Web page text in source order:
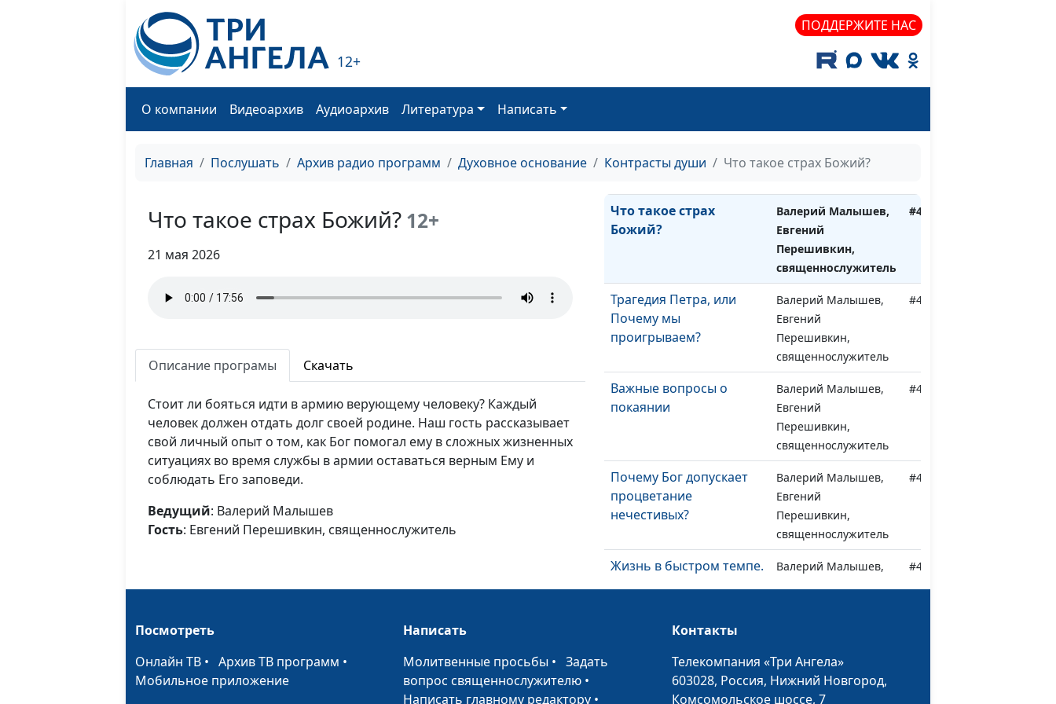
12+
ПОДДЕРЖИТЕ НАС
О компании Видеоархив Аудиоархив Литература Написать
Главная Послушать Архив радио программ Духовное основание Контрасты души Что такое страх Божий?
Что такое страх Божий? 12+
21 мая 2026
Описание програмы Скачать
Стоит ли бояться идти в армию верующему человеку? Каждый
человек должен отдать долг своей родине. Наш гость рассказывает
свой личный опыт о том, как Бог помогал ему в сложных жизненных
ситуациях во время службы в армии оставаться верным Ему и
соблюдать Его заповеди.
Ведущий: Валерий Малышев
Гость: Евгений Перешивкин, священнослужитель
Валерий Малышев,
Евгений
Перешивкин,
священнослужитель
#444
грехи родителей?
Перешивкин,
Что такое страх
Божий?
Валерий Малышев,
Евгений
Перешивкин,
священнослужитель
#442
Трагедия Петра, или
Почему мы
проигрываем?
Валерий Малышев,
Евгений
Перешивкин,
священнослужитель
#441
Важные вопросы о
покаянии
Валерий Малышев,
Евгений
Перешивкин,
священнослужитель
#440
Почему Бог допускает
процветание
нечестивых?
Валерий Малышев,
Евгений
Перешивкин,
священнослужитель
#439
Жизнь в быстром темпе.
Валерий Малышев,
#438
Благословение Божьего
присутствия
Валерий Малышев,
Евгений
Перешивкин,
Посмотреть
Онлайн ТВ • Архив ТВ программ •
Мобильное приложение
Написать
Молитвенные просьбы •Задать
вопрос священнослужителю •
Написать главному редактору •
Контакты
Телекомпания «Три Ангела»
603028, Россия, Нижний Новгород,
Комсомольское шоссе, 7